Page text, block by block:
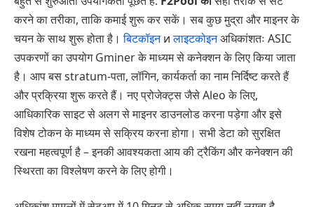
करने का तरीका, ताकि कमाई शुरू कर सकें। सब कुछ मुद्रा और माइनर के
चयन के साथ शुरू होता है।बिटकॉइनиलाइटकोइनअधिकांशतः ASIC
उपकरणों का उपयोग Gminer के माध्यम से कनेक्शन के लिए किया जाता
है। आप बस stratum-पता, लॉगिन, कार्यकर्ता का नाम निर्दिष्ट करते हैं
और प्रक्रिया शुरू करते हैं। नए प्रोजेक्ट्स जैसे Aleo के लिए,
आधिकारिक साइट से अलग से माइनर डाउनलोड करना पड़ेगा और इसे
विशेष टोकन के माध्यम से सक्रिय करना होगा। सभी डेटा को सुरक्षित
रखना महत्वपूर्ण है – इनकी आवश्यकता आय की ट्रैकिंग और कनेक्शन की
स्थिरता का विश्लेषण करने के लिए होगी।